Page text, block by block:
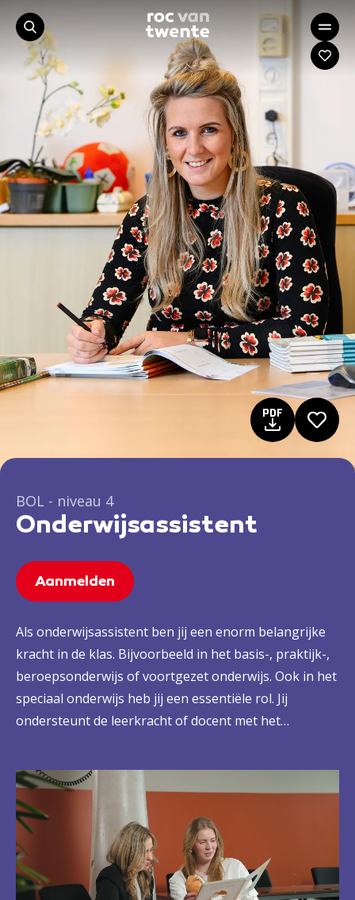
BOL - niveau 4
Onderwijsassistent
Aanmelden
Als onderwijsassistent ben jij een enorm belangrijke
kracht in de klas. Bijvoorbeeld in het basis-, praktijk-,
beroepsonderwijs of voortgezet onderwijs. Ook in het
speciaal onderwijs heb jij een essentiële rol. Jij
ondersteunt de leerkracht of docent met het
Daarnaast beheer je vaak het documentatiecentrum
of open leercentrum (olc) op je school. De ene dag
lees je een groepje voor, de andere dag help je bij
computervaardigheden of creatieve lessen. Elke dag is
anders en dat maakt het werk ook zo mooi.